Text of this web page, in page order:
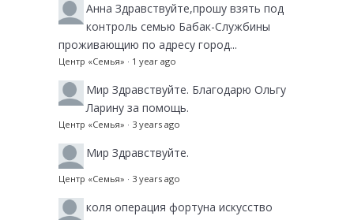
Анна Здравствуйте,прошу взять под
контроль семью Бабак-Службины
проживающию по адресу город...
Центр «Семья» · 1 year ago
Мир Здравствуйте. Благодарю Ольгу
Ларину за помощь.
Центр «Семья» · 3 years ago
Мир Здравствуйте.
Центр «Семья» · 3 years ago
коля операция фортуна искусство